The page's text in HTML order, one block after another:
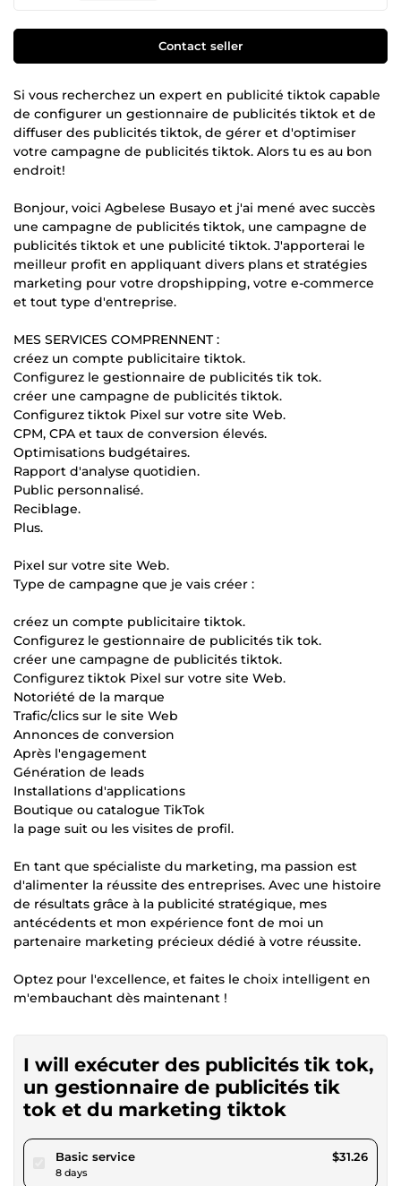
Contact seller
Si vous recherchez un expert en publicité tiktok capable
de configurer un gestionnaire de publicités tiktok et de
diffuser des publicités tiktok, de gérer et d'optimiser
votre campagne de publicités tiktok. Alors tu es au bon
endroit!
Bonjour, voici Agbelese Busayo et j'ai mené avec succès
une campagne de publicités tiktok, une campagne de
publicités tiktok et une publicité tiktok. J'apporterai le
meilleur profit en appliquant divers plans et stratégies
marketing pour votre dropshipping, votre e-commerce
et tout type d'entreprise.
MES SERVICES COMPRENNENT :
créez un compte publicitaire tiktok.
Configurez le gestionnaire de publicités tik tok.
créer une campagne de publicités tiktok.
Configurez tiktok Pixel sur votre site Web.
CPM, CPA et taux de conversion élevés.
Optimisations budgétaires.
Rapport d'analyse quotidien.
Public personnalisé.
Reciblage.
Plus.
Pixel sur votre site Web.
Type de campagne que je vais créer :
créez un compte publicitaire tiktok.
Configurez le gestionnaire de publicités tik tok.
créer une campagne de publicités tiktok.
Configurez tiktok Pixel sur votre site Web.
Notoriété de la marque
Trafic/clics sur le site Web
Annonces de conversion
Après l'engagement
Génération de leads
Installations d'applications
Boutique ou catalogue TikTok
la page suit ou les visites de profil.
En tant que spécialiste du marketing, ma passion est
d'alimenter la réussite des entreprises. Avec une histoire
de résultats grâce à la publicité stratégique, mes
antécédents et mon expérience font de moi un
partenaire marketing précieux dédié à votre réussite.
Optez pour l'excellence, et faites le choix intelligent en
m'embauchant dès maintenant !
I will exécuter des publicités tik tok,
un gestionnaire de publicités tik
tok et du marketing tiktok
Basic servicepour $28.80
8 days
$31.26